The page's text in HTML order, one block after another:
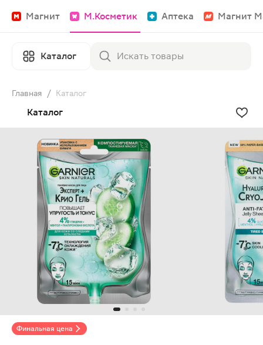
Магнит М.Косметик Аптека Магнит
Каталог
Главная / Каталог
Каталог
Финальная цена